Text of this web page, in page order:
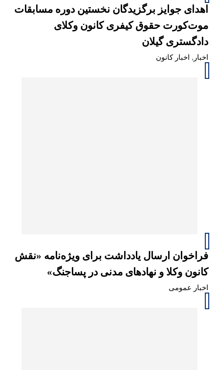
اهدای جوایز برگزیدگان نخستین دوره مسابقات
موت‌کورت حقوق کیفری کانون وکلای
دادگستری گیلان
اخبار , اخبار کانون
فراخوان ارسال یادداشت برای ویژه‌نامه «نقش
کانون وکلا و نهادهای مدنی در پساجنگ»
اخبار عمومی